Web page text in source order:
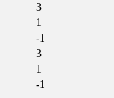
3
1
-1
3
1
-1